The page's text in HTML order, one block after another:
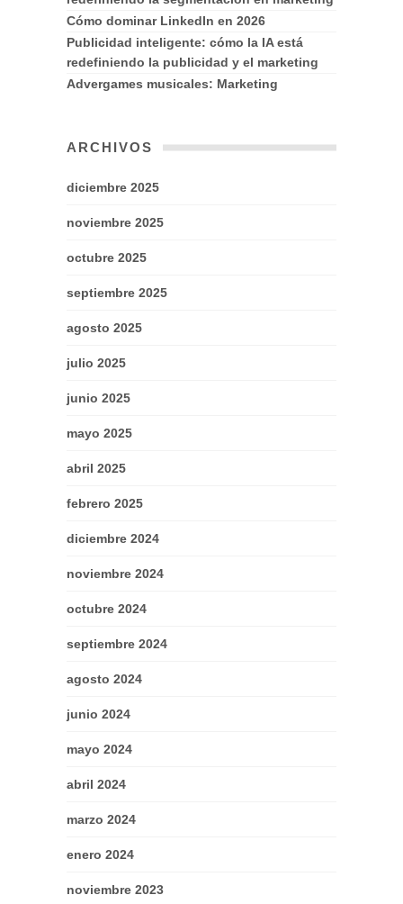
Cómo dominar LinkedIn en 2026
Publicidad inteligente: cómo la IA está
redefiniendo la publicidad y el marketing
Advergames musicales: Marketing
ARCHIVOS
diciembre 2025
noviembre 2025
octubre 2025
septiembre 2025
agosto 2025
julio 2025
junio 2025
mayo 2025
abril 2025
febrero 2025
diciembre 2024
noviembre 2024
octubre 2024
septiembre 2024
agosto 2024
junio 2024
mayo 2024
abril 2024
marzo 2024
enero 2024
noviembre 2023